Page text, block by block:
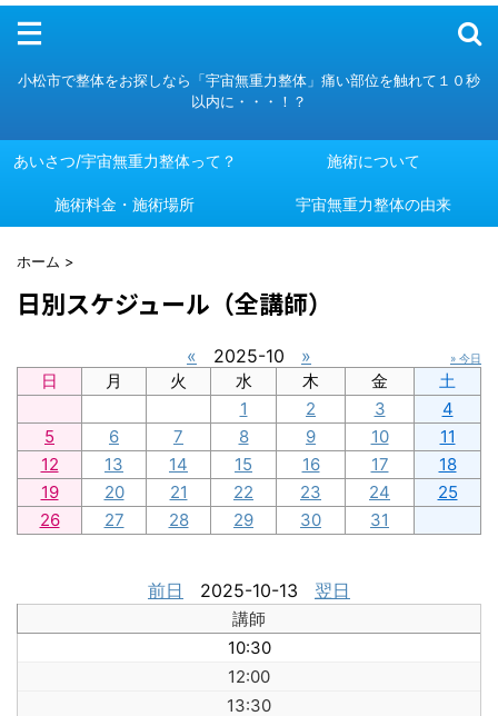
メニュー
あいさつ/宇宙無重力整体って？
施術料金・施術場所
宇宙無重力整体の由来
小松市で整体をお探しなら「宇宙無重力整体」痛い部位を触れて１０秒
以内に・・・！？
あいさつ/宇宙無重力整体って？ 施術について
施術料金・施術場所 宇宙無重力整体の由来
ホーム >
日別スケジュール（全講師）
« 2025-10 » » 今日
日 月 火 水 木 金
土
1
2 3
4
5
6 7 8 9 10
11
12
13 14 15 16 17
18
19
20 21 22 23 24
25
26
27 28 29 30 31
前日 2025-10-13 翌日
講師
10:30
12:00
13:30